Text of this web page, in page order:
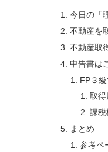
今日の「
不動産を
不動産取
申告書は
FP３
取得
課税
まとめ
参考ペ